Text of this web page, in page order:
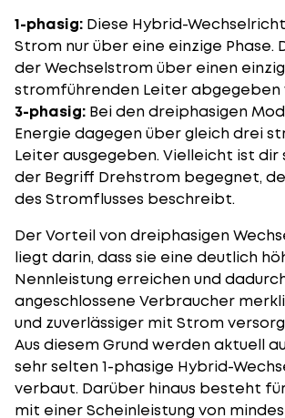
1-phasig: Diese Hybrid-
Strom nur über eine einzige Phase.
der Wechselstrom über einen
stromführenden Leiter abgegeben
3-phasig: Bei den dreiphasigen
Energie dagegen über gleich drei
Leiter ausgegeben. Vielleicht ist dir
der Begriff Drehstrom begegnet,
des Stromflusses beschreibt.
Der Vorteil von dreiphasigen
liegt darin, dass sie eine deutlich
Nennleistung erreichen und
angeschlossene Verbraucher
und zuverlässiger mit Strom
Aus diesem Grund werden aktuell
sehr selten 1-phasige Hybrid-
verbaut. Darüber hinaus besteht
mit einer Scheinleistung von